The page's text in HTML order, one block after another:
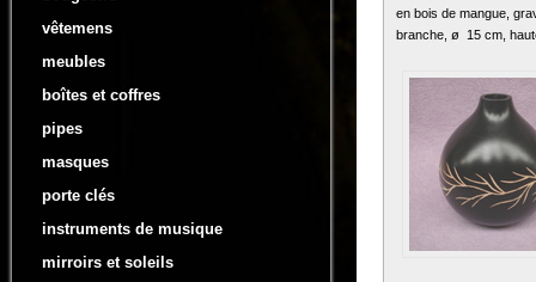
vêtemens
meubles
boîtes et coffres
pipes
masques
porte clés
instruments de musique
mirroirs et soleils
en bois de mangue,
branche, ø 15 cm,